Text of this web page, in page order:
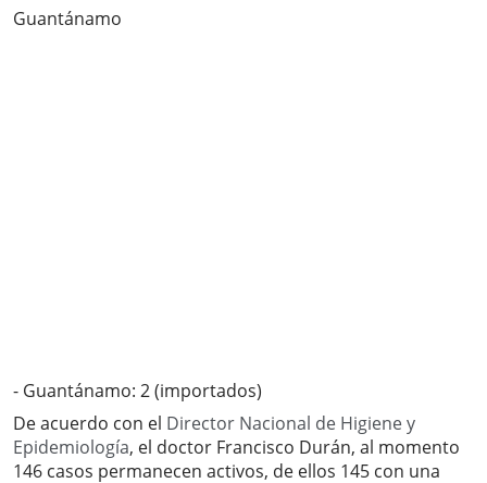
Guantánamo
- Guantánamo: 2 (importados)
De acuerdo con el Director Nacional de Higiene y
Epidemiología, el doctor Francisco Durán, al momento
146 casos permanecen activos, de ellos 145 con una